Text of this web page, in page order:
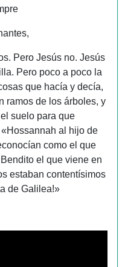
Pero Jesús no. Jesús
Pero poco a poco la
que hacía y decía,
ramos de los árboles, y
suelo para que
al hijo de
como el que
el que viene en
estaban contentísimos
de Galilea!»